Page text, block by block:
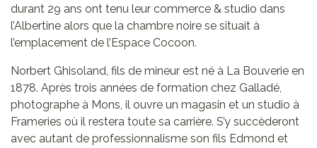
durant 29 ans ont tenu leur commerce & studio dans
l’Albertine alors que la chambre noire se situait à
l’emplacement de l’Espace Cocoon.
Norbert Ghisoland, fils de mineur est né à La Bouverie en
1878. Après trois années de formation chez Galladé,
photographe à Mons, il ouvre un magasin et un studio à
Frameries où il restera toute sa carrière. S’y succèderont
avec autant de professionnalisme son fils Edmond et